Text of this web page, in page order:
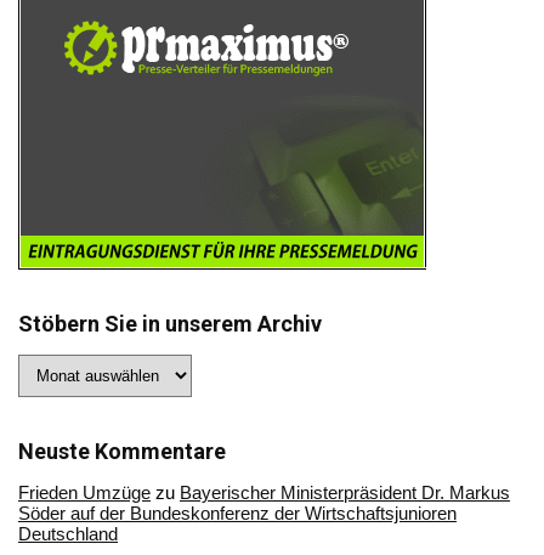
Stöbern Sie in unserem Archiv
Sie
Archiv
Neuste Kommentare
Frieden Umzüge zu Bayerischer Ministerpräsident Dr. Markus
Söder auf der Bundeskonferenz der Wirtschaftsjunioren
Deutschland